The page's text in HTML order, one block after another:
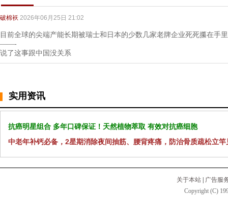
破棉袄 2026年06月25日 21:02
目前全球的尖端产能长期被瑞士和日本的少数几家老牌企业死死攥在手
——-
说了这事跟中国没关系
实用资讯
抗癌明星组合 多年口碑保证！天然植物萃取 有效对抗癌细胞
中老年补钙必备，2星期消除夜间抽筋、腰背疼痛，防治骨质疏松立竿
关于本站
广告服
Copyright (C)